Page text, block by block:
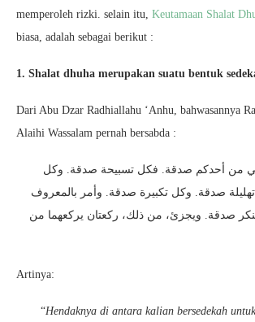
memperoleh rizki. selain itu, Keutamaan Shalat
biasa, adalah sebagai berikut :
1. Shalat dhuha merupakan suatu bentuk
Dari Abu Dzar Radhiallahu ‘Anhu, bahwasannya
Alaihi Wassalam pernah bersabda :
من أحدكم صدقة. فكل تسبيحة صدقة. وكل
صدقة. وكل تكبيرة صدقة. وأمر بالمعروف
صدقة. ويجزئ، من ذلك، ركعتان يركعهما من
Artinya:
“Hendaknya di antara kalian bersedekah